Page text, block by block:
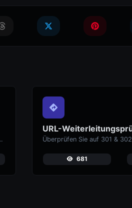
GET-Anfrage zurückgibt.
URL-
681